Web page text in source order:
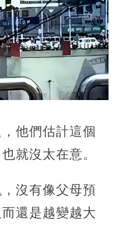
他們估計這個
就沒太在意。
沒有像父母預
還是越變越大